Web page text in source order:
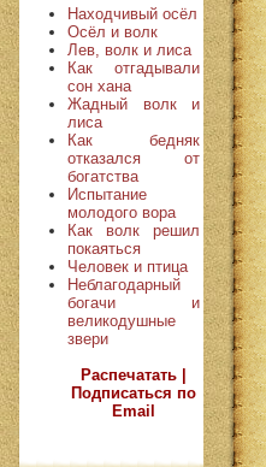
Находчивый осёл
Осёл и волк
Лев, волк и лиса
Как отгадывали
сон хана
Жадный волк и
лиса
Как бедняк
отказался от
богатства
Испытание
молодого вора
Как волк решил
покаяться
Человек и птица
Неблагодарный
богачи и
великодушные
звери
Распечатать |
Подписаться по
Email